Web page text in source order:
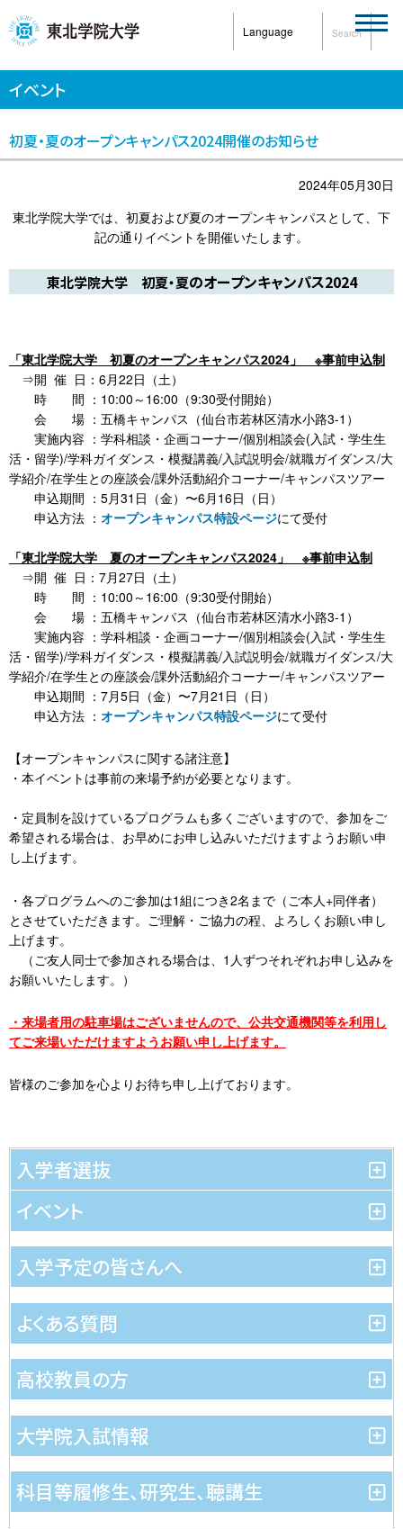
Language Search
入学者選抜
イベント
入学予定の皆さんへ
よくある質問
高校教員の方
大学院入試情報
科目等履修生、研究生、聴講生
イベント
初夏・夏のオープンキャンパス2024開催のお知らせ
2024年05月30日
東北学院大学では、初夏および夏のオープンキャンパスとして、下
記の通りイベントを開催いたします。
東北学院大学 初夏・夏のオープンキャンパス2024
「東北学院大学 初夏のオープンキャンパス2024」 ※事前申込制
⇒開 催 日：6月22日（土）
時 間 ：10:00～16:00（9:30受付開始）
会 場 ：五橋キャンパス（仙台市若林区清水小路3-1）
実施内容 ：学科相談・企画コーナー/個別相談会(入試・学生生
活・留学)/学科ガイダンス・模擬講義/入試説明会/就職ガイダンス/大
学紹介/在学生との座談会/課外活動紹介コーナー/キャンパスツアー
申込期間 ：5月31日（金）〜6月16日（日）
申込方法 ： オープンキャンパス特設ページにて受付
「東北学院大学 夏のオープンキャンパス2024」 ※事前申込制
⇒開 催 日：7月27日（土）
時 間 ：10:00～16:00（9:30受付開始）
会 場 ：五橋キャンパス（仙台市若林区清水小路3-1）
実施内容 ：学科相談・企画コーナー/個別相談会(入試・学生生
活・留学)/学科ガイダンス・模擬講義/入試説明会/就職ガイダンス/大
学紹介/在学生との座談会/課外活動紹介コーナー/キャンパスツアー
申込期間 ：7月5日（金）〜7月21日（日）
申込方法 ： オープンキャンパス特設ページにて受付
【オープンキャンパスに関する諸注意】
・本イベントは事前の来場予約が必要となります。
・定員制を設けているプログラムも多くございますので、参加をご
希望される場合は、お早めにお申し込みいただけますようお願い申
し上げます。
・各プログラムへのご参加は1組につき2名まで（ご本人+同伴者）
とさせていただきます。ご理解・ご協力の程、よろしくお願い申し
上げます。
（ご友人同士で参加される場合は、1人ずつそれぞれお申し込みを
お願いいたします。）
・来場者用の駐車場はございませんので、公共交通機関等を利用し
てご来場いただけますようお願い申し上げます。
皆様のご参加を心よりお待ち申し上げております。